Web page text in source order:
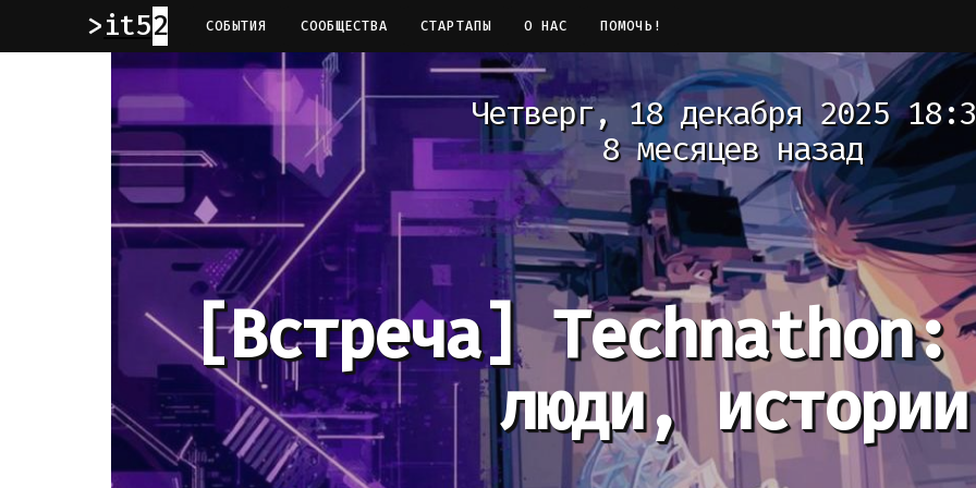
it52 СОБЫТИЯ СООБЩЕСТВА СТАРТАПЫ О НАС ПОМОЧЬ!
Четверг, 18 декабря 2025
8 месяцев назад
[Встреча] Technathon:
люди, истории